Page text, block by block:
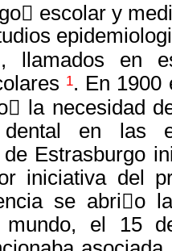
escolar y
llamados en
1. En 1900
la necesidad
en las
Estrasburgo
iniciativa del
se abri￿o
mundo, el 15